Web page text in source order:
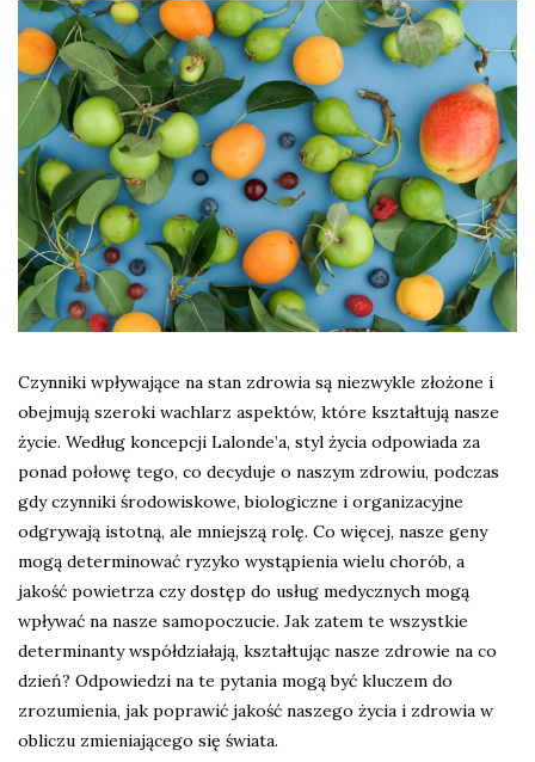
Czynniki wpływające na stan zdrowia są niezwykle złożone i
obejmują szeroki wachlarz aspektów, które kształtują nasze
życie. Według koncepcji Lalonde’a, styl życia odpowiada za
ponad połowę tego, co decyduje o naszym zdrowiu, podczas
gdy czynniki środowiskowe, biologiczne i organizacyjne
odgrywają istotną, ale mniejszą rolę. Co więcej, nasze geny
mogą determinować ryzyko wystąpienia wielu chorób, a
jakość powietrza czy dostęp do usług medycznych mogą
wpływać na nasze samopoczucie. Jak zatem te wszystkie
determinanty współdziałają, kształtując nasze zdrowie na co
dzień? Odpowiedzi na te pytania mogą być kluczem do
zrozumienia, jak poprawić jakość naszego życia i zdrowia w
obliczu zmieniającego się świata.